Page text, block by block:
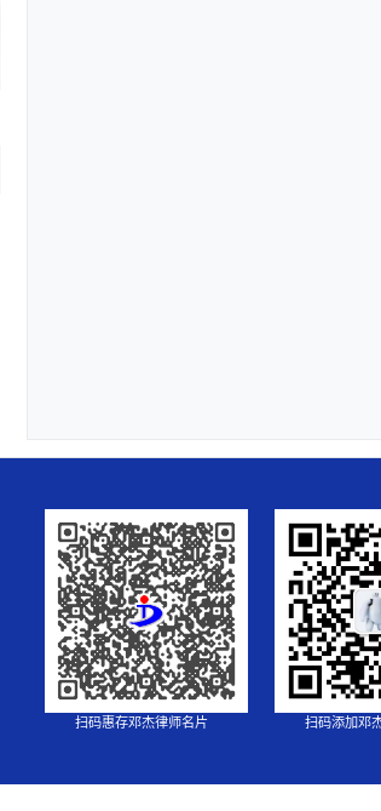
扫码惠存邓杰律师名片 扫码添加邓